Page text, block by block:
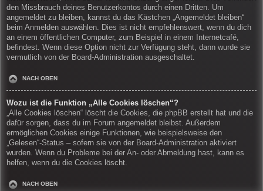
den Missbrauch deines Benutzerkontos durch einen Dritten. Um
angemeldet zu bleiben, kannst du das Kästchen „Angemeldet bleiben“
beim Anmelden auswählen. Dies ist nicht empfehlenswert, wenn du dich
an einem öffentlichen Computer, zum Beispiel in einem Internetcafé,
befindest. Wenn diese Option nicht zur Verfügung steht, dann wurde sie
vermutlich von der Board-Administration ausgeschaltet.
NACH OBEN
Wozu ist die Funktion „Alle Cookies löschen“?
„Alle Cookies löschen“ löscht die Cookies, die phpBB erstellt hat und die
dafür sorgen, dass du im Forum angemeldet bleibst. Außerdem
ermöglichen Cookies einige Funktionen, wie beispielsweise den
„Gelesen“-Status – sofern sie von der Board-Administration aktiviert
wurden. Wenn du Probleme bei der An- oder Abmeldung hast, kann es
helfen, wenn du die Cookies löscht.
NACH OBEN